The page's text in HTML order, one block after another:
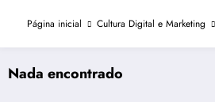
Página inicial Cultura Digital e Marketing
Nada encontrado